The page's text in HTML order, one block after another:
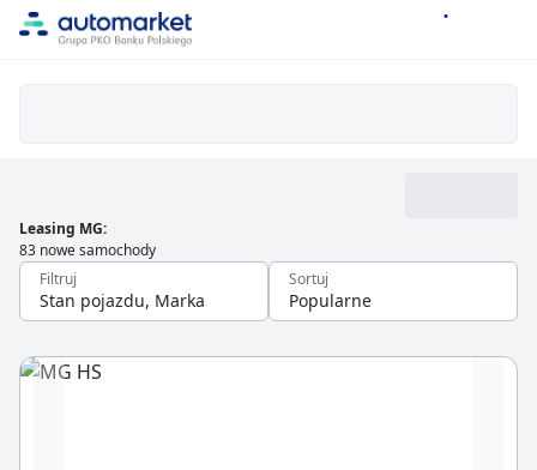
Leasing MG:
83 nowe samochody
Filtruj
Stan pojazdu, Marka
Sortuj
Popularne